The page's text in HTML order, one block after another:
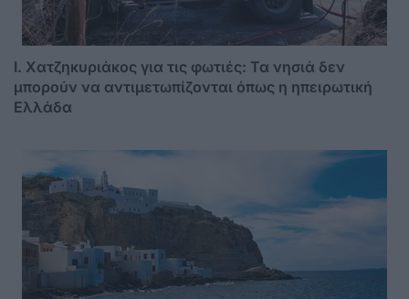
I. Χατζηκυριάκος για τις φωτιές: Τα νησιά δεν
μπορούν να αντιμετωπίζονται όπως η ηπειρωτική
Ελλάδα